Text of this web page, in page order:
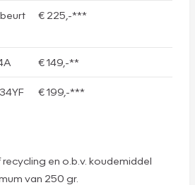
€ 225,-***
€ 149,-**
€ 199,-***
en o.b.v. koudemiddel
van 250 gr.